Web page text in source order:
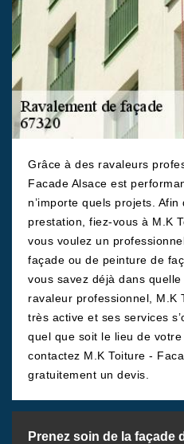
Grâce à des ravaleurs
Facade Alsace est
n’importe quels projets.
prestation, fiez-vous à M.K
vous voulez un
façade ou de peinture de
vous savez déjà dans
ravaleur professionnel, M.K
très active et ses services
quel que soit le lieu de votre
contactez M.K Toiture -
gratuitement un devis.
Prenez soin de la façade